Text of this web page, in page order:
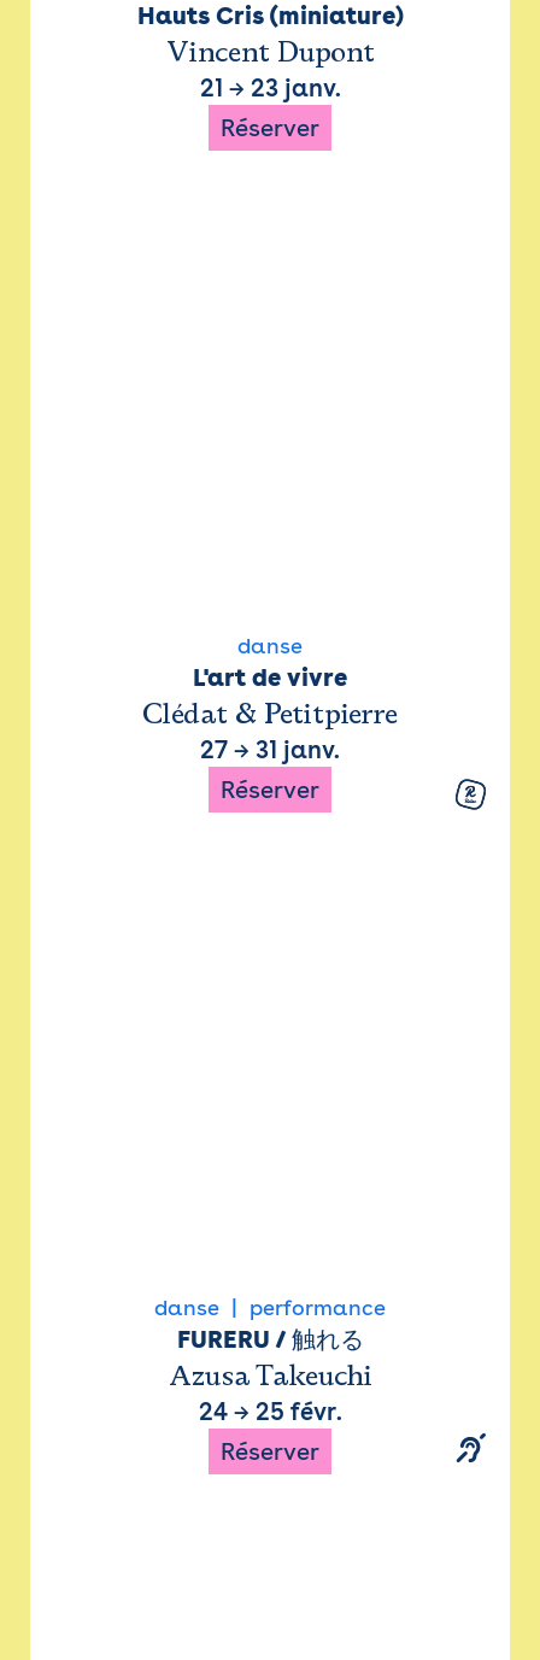
Hauts Cris (miniature)
Vincent Dupont
21 → 23 janv.
Réserver
danse
L'art de vivre
Clédat & Petitpierre
27 → 31 janv.
Réserver
danse performance
FURERU / 触れる
Azusa Takeuchi
24→ 25 févr.
Réserver